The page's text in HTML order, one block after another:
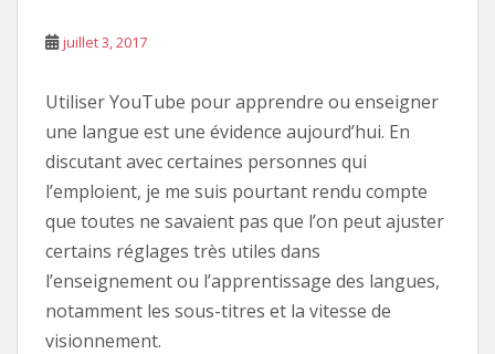
juillet 3, 2017
Utiliser YouTube pour apprendre ou enseigner
une langue est une évidence aujourd’hui. En
discutant avec certaines personnes qui
l’emploient, je me suis pourtant rendu compte
que toutes ne savaient pas que l’on peut ajuster
certains réglages très utiles dans
l’enseignement ou l’apprentissage des langues,
notamment les sous-titres et la vitesse de
visionnement.